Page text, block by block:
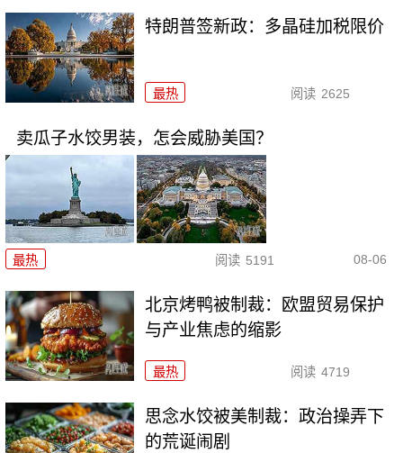
特朗普签新政：多晶硅加税限价
最热 阅读 2625
卖瓜子水饺男装，怎会威胁美国？
最热 阅读 5191 08-06
北京烤鸭被制裁：欧盟贸易保护
与产业焦虑的缩影
最热 阅读 4719
思念水饺被美制裁：政治操弄下
的荒诞闹剧